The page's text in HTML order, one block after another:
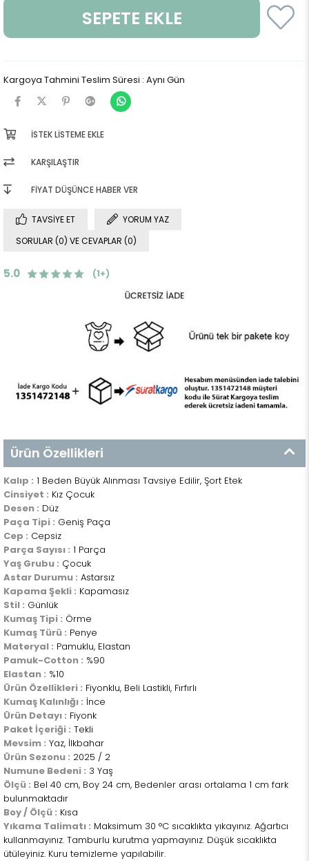
Kargoya Tahmini Teslim Süresi : Aynı Gün
İSTEK LISTEME EKLE
KARŞILAŞTIR
FIYAT DÜŞÜNCE HABER VER
TAVSIYE ET
YORUM YAZ
SORULAR (0) VE CEVAPLAR (0)
5.0 (1+)
Ürün Özellikleri
Kalıp : 1 Beden Büyük Alınması Tavsiye Edilir, Şort Etek
Cinsiyet : Kız Çocuk
Desen : Düz
Paça Tipi : Geniş Paça
Cep : Cepsiz
Parça Sayısı : 1 Parça
Yaş Grubu : Çocuk
Astar Durumu : Astarsız
Kapama Şekli : Kapamasız
Stil : Günlük
Kumaş Tipi : Örme
Kumaş Türü : Penye
Materyal : Pamuklu, Elastan
Pamuk-Cotton : %90
Elastan : %10
Ürün Özellikleri : Fiyonklu, Beli Lastikli, Fırfırlı
Kumaş Kalınlığı : İnce
Ürün Detayı : Fiyonk
Paket İçeriği : Tekli
Mevsim : Yaz, İlkbahar
Ürün Sezonu : 2025 / 2
Numune Bedeni : 3 Yaş
Ölçü : Bel 40 cm, Boy 24 cm, Bedenler arası ortalama 1 cm fark
bulunmaktadır
Boy / Ölçü : Kısa
Yıkama Talimatı : Maksimum 30 °C sıcaklıkta yıkayınız. Ağartıcı
kullanmayınız. Tamburlu kurutma yapmayınız. Düşük sıcaklıkta
ütüleyiniz. Kuru temizleme yapılabilir.